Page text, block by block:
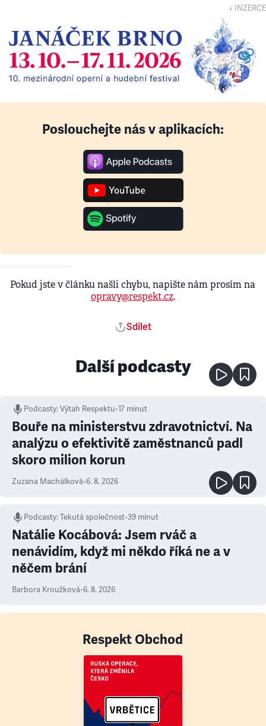
↓ INZERCE
Poslouchejte nás v aplikacích:
Pokud jste v článku našli chybu, napište nám prosím na
opravy@respekt.cz.
Sdílet
Další podcasty
Podcasty:Výtah Respektu•17 minut
Bouře na ministerstvu zdravotnictví. Na
analýzu o efektivitě zaměstnanců padl
skoro milion korun
Zuzana Machálková•6. 8. 2026
Podcasty:Tekutá společnost•39 minut
Natálie Kocábová: Jsem rváč a
nenávidím, když mi někdo říká ne a v
něčem brání
Barbora Kroužková•6. 8. 2026
Respekt Obchod